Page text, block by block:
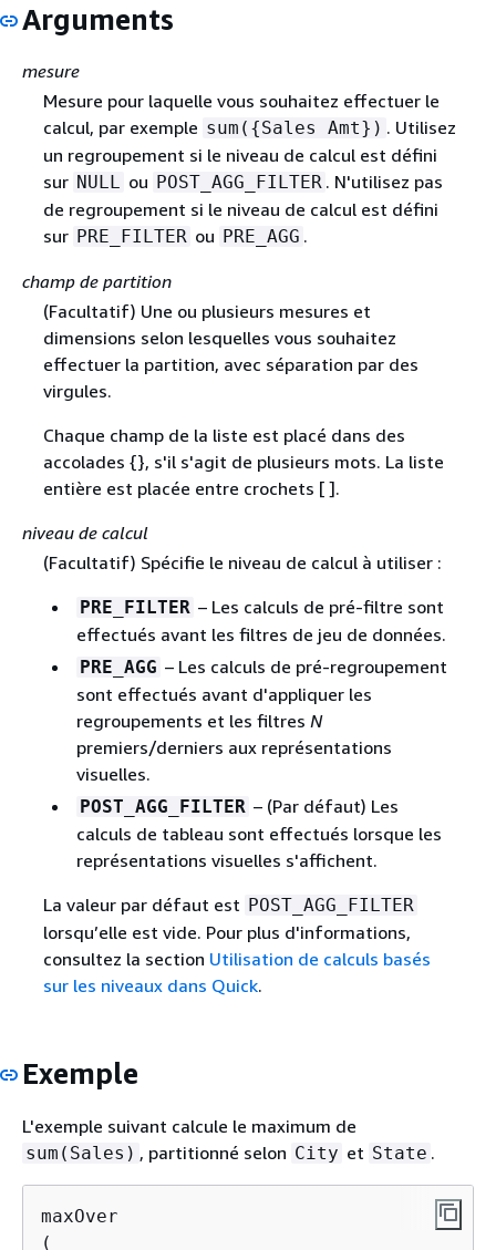
Arguments
mesure
Mesure pour laquelle vous souhaitez effectuer le
calcul, par exemple sum( {Sales Amt}) . Utilisez
un regroupement si le niveau de calcul est défini
sur NULL ou POST_AGG_FILTER . N'utilisez pas
de regroupement si le niveau de calcul est défini
sur PRE_FILTER ou PRE_AGG .
champ de partition
(Facultatif) Une ou plusieurs mesures et
dimensions selon lesquelles vous souhaitez
effectuer la partition, avec séparation par des
virgules.
Chaque champ de la liste est placé dans des
accolades {}, s'il s'agit de plusieurs mots. La liste
entière est placée entre crochets [ ].
niveau de calcul
(Facultatif) Spécifie le niveau de calcul à utiliser :
PRE_FILTER – Les calculs de pré-filtre sont
effectués avant les filtres de jeu de données.
PRE_AGG – Les calculs de pré-regroupement
sont effectués avant d'appliquer les
regroupements et les filtres N
premiers/derniers aux représentations
visuelles.
POST_AGG_FILTER – (Par défaut) Les
calculs de tableau sont effectués lorsque les
représentations visuelles s'affichent.
La valeur par défaut est POST_AGG_FILTER
lorsqu’elle est vide. Pour plus d'informations,
consultez la section Utilisation de calculs basés
sur les niveaux dans Quick.
Exemple
L'exemple suivant calcule le maximum de
sum(Sales) , partitionné selon City et State .
maxOver
(